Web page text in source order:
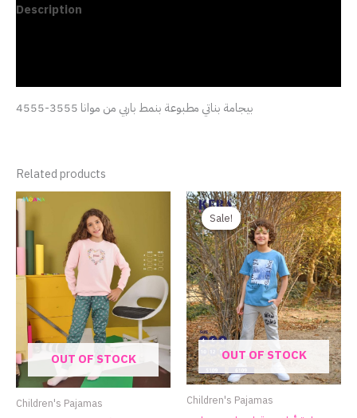
Description
بيجامة بناتي مطبوعة بنمط باربي من موانا 3555-4555
Related products
OUT OF STOCK
Children's Pajamas
Sale!
OUT OF STOCK
Sale!
Children's Pajamas
Original
price
was:
600.00EGP.
Current
price
is:
365.00EGP.